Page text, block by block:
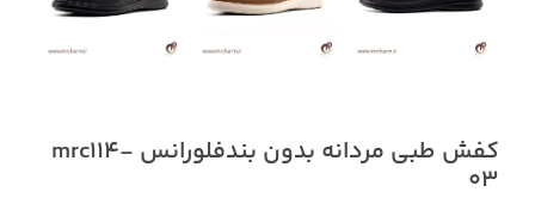
کفش طبی مردانه بدون بندفلورانس mrc114-
03